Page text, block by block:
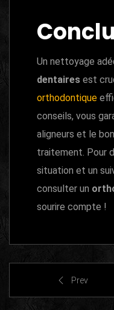
Un nettoyage
dentaires est
orthodontique
conseils, vous
aligneurs et le
traitement. Pour
situation et un
consulter un
sourire compte !
Prev